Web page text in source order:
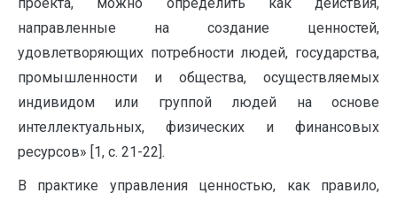
направленные на создание ценностей,
удовлетворяющих потребности людей, государства,
промышленности и общества, осуществляемых
индивидом или группой людей на основе
интеллектуальных, физических и финансовых
ресурсов» [1, с. 21-22].
В практике управления ценностью, как правило,